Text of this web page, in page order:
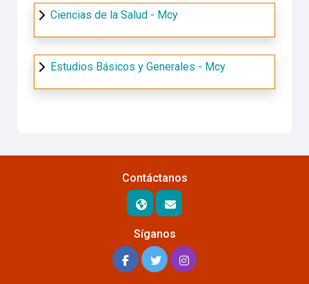
Ciencias de la Salud - Mcy
Estudios Básicos y Generales - Mcy
Contáctanos
Síganos